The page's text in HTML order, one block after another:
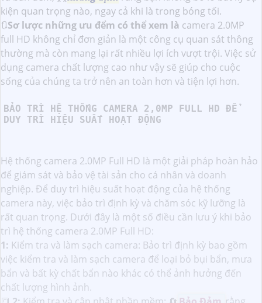
kiện quan trọng nào, ngay cả khi là trong bóng tối.
🔃Sơ lược những ưu đểm có thể xem là camera 2.0MP
full HD không chỉ đơn giản là một công cụ quan sát thông
thường mà còn mang lại rất nhiều lợi ích vượt trội. Việc sử
dụng camera chất lượng cao như vậy sẽ giúp cho cuộc
sống của chúng ta trở nên an toàn hơn và tiện lợi hơn.
BẢO TRÌ HỆ THỐNG CAMERA 2,0MP FULL HD ĐỂ
DUY TRÌ HIỆU SUẤT HOẠT ĐỘNG
Hệ thống camera 2.0MP Full HD là một giải pháp hoàn hảo
để giám sát và bảo vệ tài sản cho cá nhân và doanh
nghiệp. Để duy trì hiệu suất hoạt động của hệ thống
camera này, việc bảo trì định kỳ và chăm sóc kỹ lưỡng là
rất quan trọng. Dưới đây là một số điều cần lưu ý khi bảo
trì hệ thống camera 2.0MP Full HD:
1: Kiểm tra và làm sạch camera: Bảo trì định kỳ bao gồm
việc kiểm tra và làm sạch camera để loại bỏ bụi bẩn, mưa
bẩn và bất kỳ chất bẩn nào khác có thể ảnh hưởng đến
chất lượng hình ảnh.